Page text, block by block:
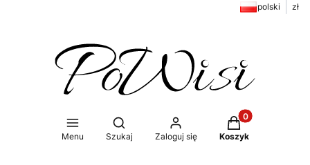
polski zł
Menu
Otwórz wyszukiwarkę
Szukaj Zaloguj się
Produkty w
Koszyk